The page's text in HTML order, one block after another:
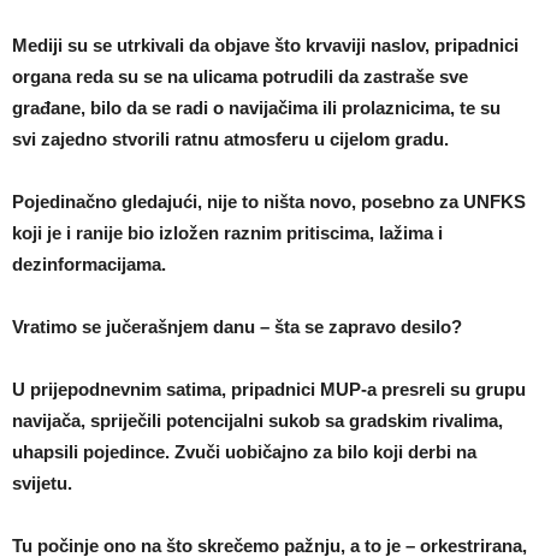
Mediji su se utrkivali da objave što krvaviji naslov, pripadnici
organa reda su se na ulicama potrudili da zastraše sve
građane, bilo da se radi o navijačima ili prolaznicima, te su
svi zajedno stvorili ratnu atmosferu u cijelom gradu.
Pojedinačno gledajući, nije to ništa novo, posebno za UNFKS
koji je i ranije bio izložen raznim pritiscima, lažima i
dezinformacijama.
Vratimo se jučerašnjem danu – šta se zapravo desilo?
U prijepodnevnim satima, pripadnici MUP-a presreli su grupu
navijača, spriječili potencijalni sukob sa gradskim rivalima,
uhapsili pojedince. Zvuči uobičajno za bilo koji derbi na
svijetu.
Tu počinje ono na što skrečemo pažnju, a to je – orkestrirana,